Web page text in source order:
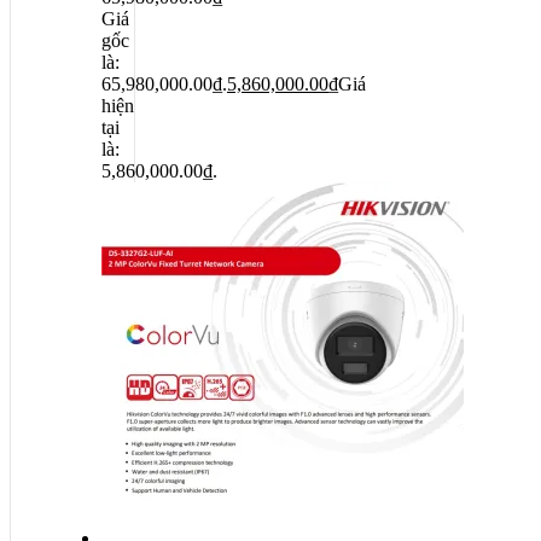
Giá
gốc
là:
65,980,000.00₫.5,860,000.00₫Giá
hiện
tại
là:
5,860,000.00₫.